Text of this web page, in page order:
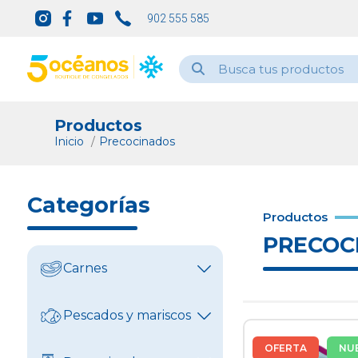
902 555 585
Productos
Inicio Precocinados
Categorías
Carnes
Ver todo
Pescados y mariscos
Ver todo
Productos
OFERTA